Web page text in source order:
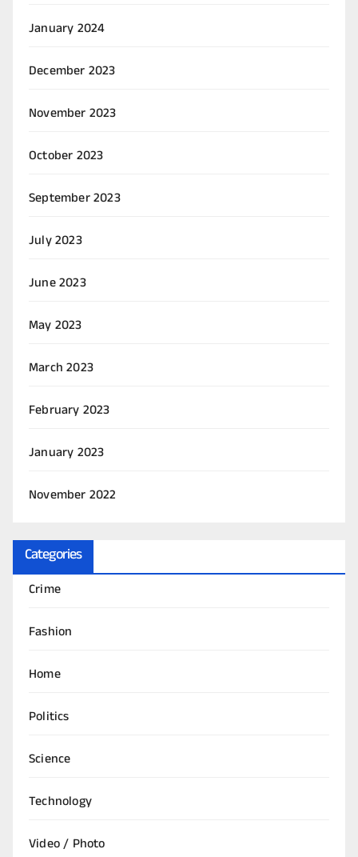
January 2024
December 2023
November 2023
October 2023
September 2023
July 2023
June 2023
May 2023
March 2023
February 2023
January 2023
November 2022
Categories
Crime
Fashion
Home
Politics
Science
Technology
Video / Photo